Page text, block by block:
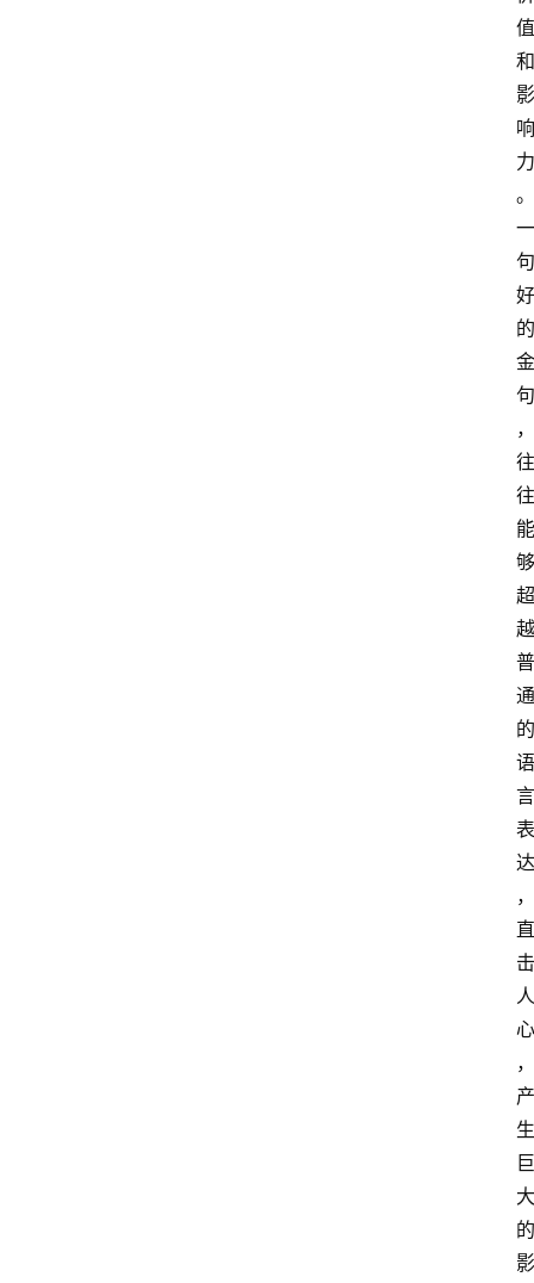
值
和
影
响
力
。
一
句
好
的
金
句
，
往
往
能
够
超
越
普
通
的
语
言
表
达
，
直
击
人
心
，
产
生
巨
大
的
影